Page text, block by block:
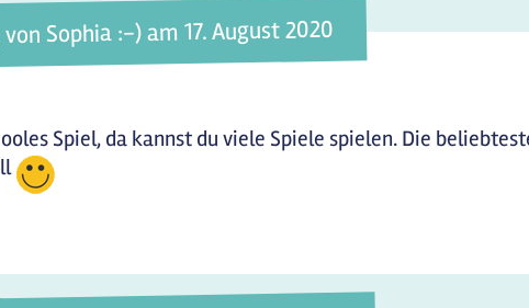
Sophia :-) am 17. August 2020
Spiel, da kannst du viele Spiele spielen. Die